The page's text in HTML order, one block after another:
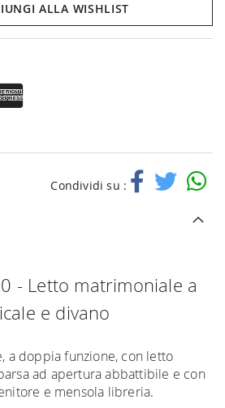
ALLA WISHLIST
Condividi su :
- Letto matrimoniale a
e divano
a doppia funzione, con letto
ad apertura abbattibile e con
e mensola libreria.